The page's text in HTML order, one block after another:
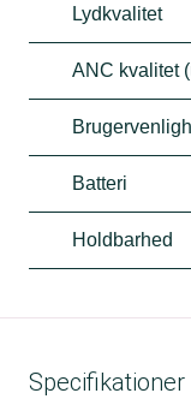
Lydkvalitet
ANC kvalitet
Batteri
Holdbarhed
Specifikationer